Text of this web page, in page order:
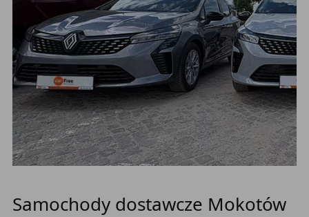
Samochody dostawcze Mokotów